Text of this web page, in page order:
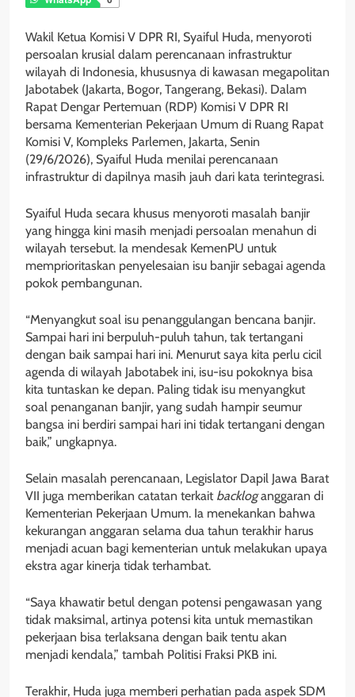
Wakil Ketua Komisi V DPR RI, Syaiful Huda, menyoroti
persoalan krusial dalam perencanaan infrastruktur
wilayah di Indonesia, khususnya di kawasan megapolitan
Jabotabek (Jakarta, Bogor, Tangerang, Bekasi). Dalam
Rapat Dengar Pertemuan (RDP) Komisi V DPR RI
bersama Kementerian Pekerjaan Umum di Ruang Rapat
Komisi V, Kompleks Parlemen, Jakarta, Senin
(29/6/2026), Syaiful Huda menilai perencanaan
infrastruktur di dapilnya masih jauh dari kata terintegrasi.
Syaiful Huda secara khusus menyoroti masalah banjir
yang hingga kini masih menjadi persoalan menahun di
wilayah tersebut. Ia mendesak KemenPU untuk
memprioritaskan penyelesaian isu banjir sebagai agenda
pokok pembangunan.
“Menyangkut soal isu penanggulangan bencana banjir.
Sampai hari ini berpuluh-puluh tahun, tak tertangani
dengan baik sampai hari ini. Menurut saya kita perlu cicil
agenda di wilayah Jabotabek ini, isu-isu pokoknya bisa
kita tuntaskan ke depan. Paling tidak isu menyangkut
soal penanganan banjir, yang sudah hampir seumur
bangsa ini berdiri sampai hari ini tidak tertangani dengan
baik,” ungkapnya.
Selain masalah perencanaan, Legislator Dapil Jawa Barat
VII juga memberikan catatan terkait backloganggaran di
Kementerian Pekerjaan Umum. Ia menekankan bahwa
kekurangan anggaran selama dua tahun terakhir harus
menjadi acuan bagi kementerian untuk melakukan upaya
ekstra agar kinerja tidak terhambat.
“Saya khawatir betul dengan potensi pengawasan yang
tidak maksimal, artinya potensi kita untuk memastikan
pekerjaan bisa terlaksana dengan baik tentu akan
menjadi kendala,” tambah Politisi Fraksi PKB ini.
Terakhir, Huda juga memberi perhatian pada aspek SDM